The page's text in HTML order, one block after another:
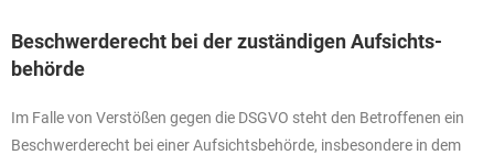
Beschwerde­recht bei der zuständigen Aufsichts­
behörde
Im Falle von Verstößen gegen die DSGVO steht den Betroffenen ein
Beschwerderecht bei einer Aufsichtsbehörde, insbesondere in dem